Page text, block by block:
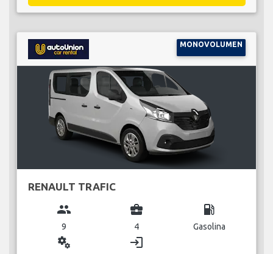
MONOVOLUMEN
RENAULT TRAFIC
group
9
business_center
4
local_gas_station
Gasolina
miscellaneous_services login